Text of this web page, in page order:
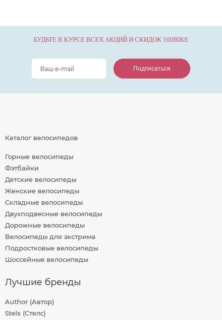
БУДЬТЕ В КУРСЕ ВСЕХ АКЦИЙ И СКИДОК 100BIKE
Подписаться
Подписаться
Подписаться
Каталог велосипедов
Горные велосипеды
Фэтбайки
Детские велосипеды
Женские велосипеды
Складные велосипеды
Двухподвесные велосипеды
Дорожные велосипеды
Велосипеды для экстрима
Подростковые велосипеды
Шоссейные велосипеды
Лучшие бренды
Author (Автор)
Stels (Стелс)